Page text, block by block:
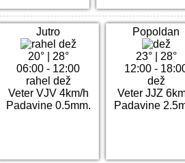
Jutro
20°| 28°
06:00 - 12:00
rahel dež
Veter VJV 4km/h
Padavine 0.5mm.
Popoldan
23°| 28°
12:00 -
dež
Veter JJZ
Padavine